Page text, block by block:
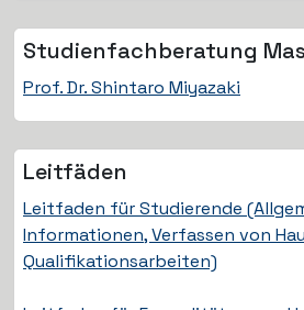
Studienfach­beratung
Prof. Dr. Shintaro Miyazaki
Leitfäden
Leitfaden für Studierende
Informationen, Verfassen von
Qualifikationsarbeiten)